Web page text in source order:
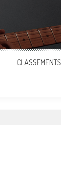
CLASSEMENTS